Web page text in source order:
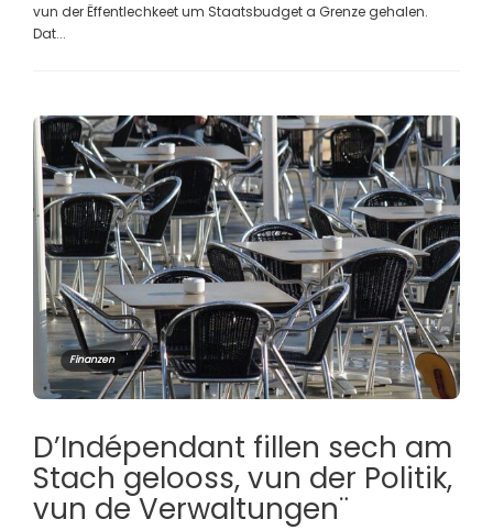
vun der Ëffentlechkeet um Staatsbudget a Grenze gehalen.
Dat...
Finanzen
D’Indépendant fillen sech am
Stach gelooss, vun der Politik,
vun de Verwaltungen¨